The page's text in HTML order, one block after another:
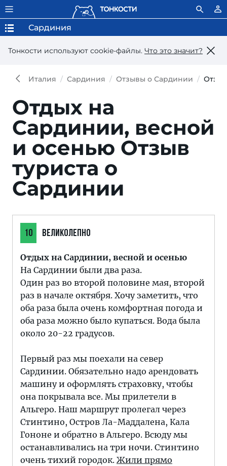
Тонкости используют сookie-файлы. Что это значит?
Сардиния
Италия Сардиния Отзывы о Сардинии Отзыв
Отдых на
Сардинии, весной
и осенью Отзыв
туриста о
Сардинии
10 ВЕЛИКОЛЕПНО
Отдых на Сардинии, весной и осенью
На Сардинии были два раза.
Один раз во второй половине мая, второй
раз в начале октября. Хочу заметить, что
оба раза была очень комфортная погода и
оба раза можно было купаться. Вода была
около 20-22 градусов.
Первый раз мы поехали на север
Сардинии. Обязательно надо арендовать
машину и оформлять страховку, чтобы
она покрывала все. Мы прилетели в
Альгеро. Наш маршрут пролегал через
Стинтино, Остров Ла-Маддалена, Кала
Гононе и обратно в Альгеро. Всюду мы
останавливались на три ночи. Стинтино
очень тихий городок. Жили прямо